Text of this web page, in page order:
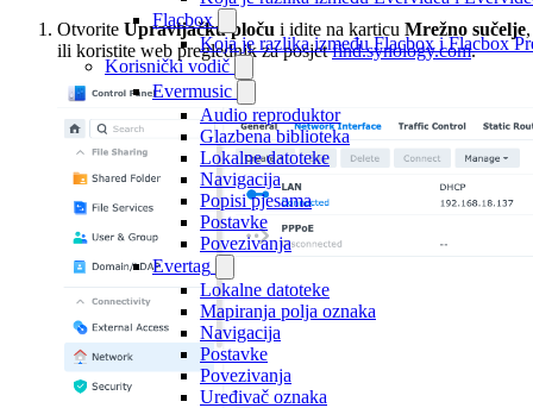
Flacbox
Koja je razlika između Flacbox i Flacbox
Korisnički vodič
Evermusic
Audio reproduktor
Glazbena biblioteka
Lokalne datoteke
Navigacija
Popisi pjesama
Postavke
Povezivanja
Evertag
Lokalne datoteke
Mapiranja polja oznaka
Navigacija
Postavke
Povezivanja
Uređivač oznaka
Otvorite Upravljačku ploču i idite na karticu Mrežno sučelje,
ili koristite web preglednik za posjetfind.synology.com.